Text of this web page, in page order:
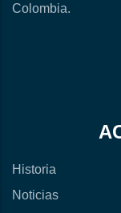
Colombia.
Historia
Noticias